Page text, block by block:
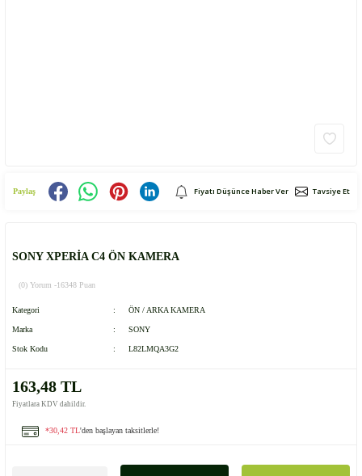
Paylaş Fiyatı Düşünce Haber Ver Tavsiye Et
SONY XPERİA C4 ÖN KAMERA
(0) Yorum -16348 Puan
Kategori ÖN / ARKA KAMERA
Marka SONY
Stok Kodu L82LMQA3G2
163,48 TL
Fiyatlara KDV dahildir.
*30,42 TL'den başlayan taksitlerle!